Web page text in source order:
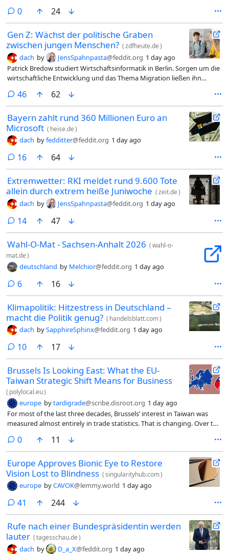
0comments
24
Gen Z: Wächst der politische Graben
zwischen jungen Menschen? (zdfheute.de)
dach by JensSpahnpasta@feddit.org 1 day ago
Patrick Bredow studiert Wirtschaftsinformatik in Berlin. Sorgen um die
wirtschaftliche Entwicklung und das Thema Migration ließen ihn
Mitglied. Beim Dating spricht er darüber oft nicht.
46comments
62
Bayern zahlt rund 360 Millionen Euro an
Microsoft ( heise.de)
dach byfedditter@feddit.org 1 day ago
16comments
64
Extremwetter: RKI meldet rund 9.600 Tote
allein durch extrem heiße Juniwoche (zeit.de)
dach by JensSpahnpasta@feddit.org 1 day ago
14comments
47
Wahl-O-Mat - Sachsen-Anhalt 2026 (wahl-o-
mat.de)
deutschland by Melchior@feddit.org 1 day ago
6comments
16
Klimapolitik: Hitzestress in Deutschland –
macht die Politik genug? ( handelsblatt.com)
dach bySapphireSphinx@feddit.org 1 day ago
10comments
17
Brussels Is Looking East: What the EU-
Taiwan Strategic Shift Means for Business
( polylocal.eu)
europe bytardigrade@scribe.disroot.org 1 day ago
For most of the last three decades, Brussels’ interest in Taiwan was
measured almost entirely in trade statistics. That is changing. Over the
resolutions naming Taiwan explicitly, EU delegations have made repeat
visits to Taipei, and Taiwanese ministers have quietly become regular
faces in European capitals. The language coming out of Brussels has
shifted too — from “trading partner” to “strategic partner,” and
increasingly, “like-minded democracy.”
0comments
11
Europe Approves Bionic Eye to Restore
Vision Lost to Blindness (singularityhub.com)
europe byCAVOK@lemmy.world 1 day ago
41 comments
244
Rufe nach einer Bundespräsidentin werden
lauter (tagesschau.de)
dach by D_a_X@feddit.org 1 day ago